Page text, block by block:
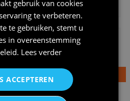
is nog niet op...
€24,95
t-shirt prinses v...
gebruik van cookies
te verbeteren.
te gebruiken, stemt u
in overeenstemming
. Lees verder
ACCEPTEREN